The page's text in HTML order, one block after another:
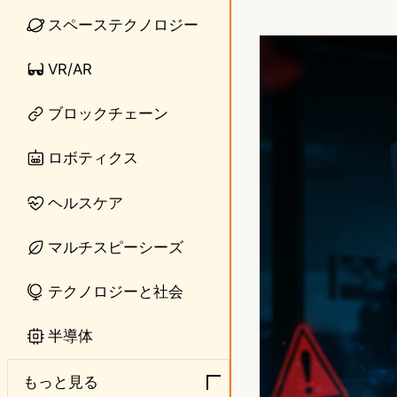
スペーステクノロジー
VR/AR
ブロックチェーン
ロボティクス
ヘルスケア
マルチスピーシーズ
テクノロジーと社会
半導体
もっと見る